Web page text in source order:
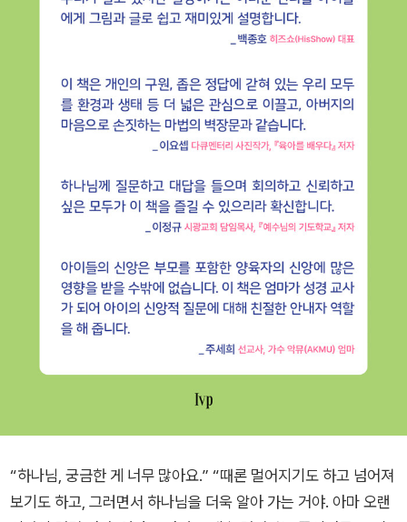
“하나님, 궁금한 게 너무 많아요.” “때론 멀어지기도 하고 넘어져
보기도 하고, 그러면서 하나님을 더욱 알아 가는 거야. 아마 오랜